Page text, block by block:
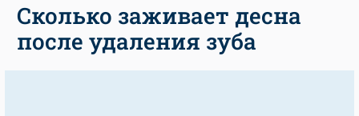
Сколько заживает десна
после удаления зуба